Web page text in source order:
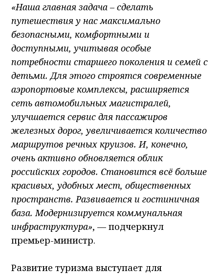
«Наша главная задача – сделать
путешествия у нас максимально
безопасными, комфортными и
доступными, учитывая особые
потребности старшего поколения и семей с
детьми. Для этого строятся современные
аэропортовые комплексы, расширяется
сеть автомобильных магистралей,
улучшается сервис для пассажиров
железных дорог, увеличивается количество
маршрутов речных круизов. И, конечно,
очень активно обновляется облик
российских городов. Становится всё больше
красивых, удобных мест, общественных
пространств. Развивается и гостиничная
база. Модернизируется коммунальная
инфраструктура», — подчеркнул
премьер-министр.
Развитие туризма выступает для